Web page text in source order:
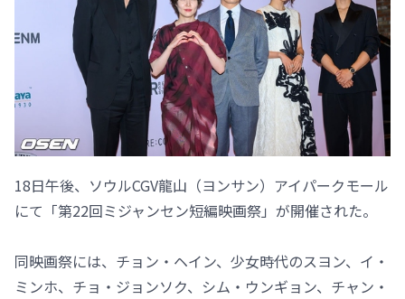
18日午後、ソウルCGV龍山（ヨンサン）アイパークモール
にて「第22回ミジャンセン短編映画祭」が開催された。
同映画祭には、チョン・ヘイン、少女時代のスヨン、イ・
ミンホ、チョ・ジョンソク、シム・ウンギョン、チャン・